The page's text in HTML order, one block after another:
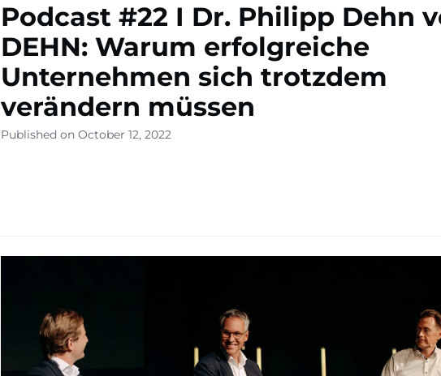
Podcast #22 I Dr. Philipp Dehn
DEHN: Warum erfolgreiche
Unternehmen sich trotzdem
verändern müssen
Published on October 12, 2022